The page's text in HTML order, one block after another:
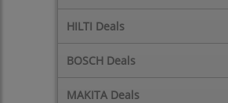
HILTI Deals
BOSCH Deals
MAKITA Deals